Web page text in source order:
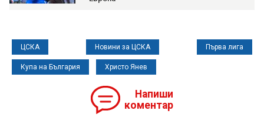
ЦСКА Новини за ЦСКА Първа лига
Купа на България Христо Янев
Напиши
коментар